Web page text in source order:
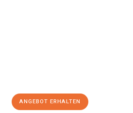
ANGEBOT ERHALTEN